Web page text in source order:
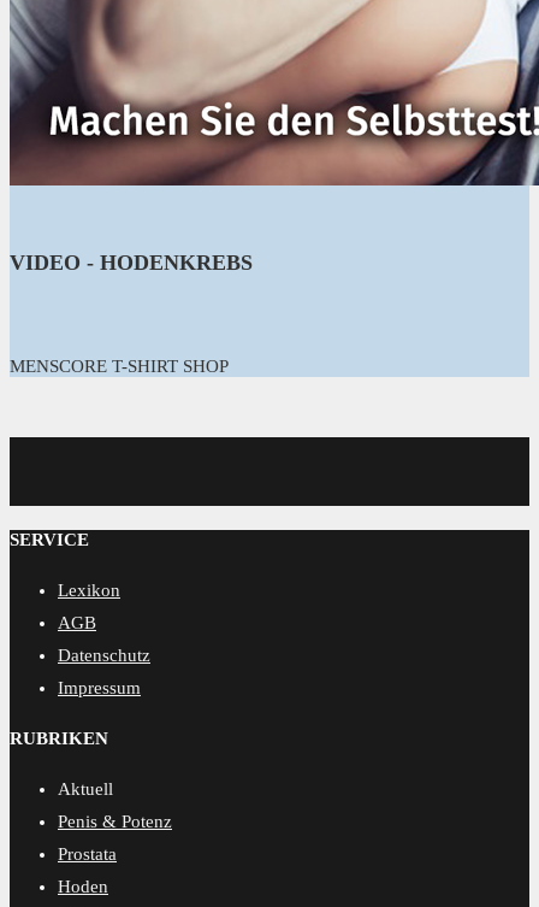
VIDEO - HODENKREBS
MENSCORE T-SHIRT SHOP
MENSCORE
SERVICE
Lexikon
AGB
Datenschutz
Impressum
RUBRIKEN
Aktuell
Penis & Potenz
Prostata
Hoden